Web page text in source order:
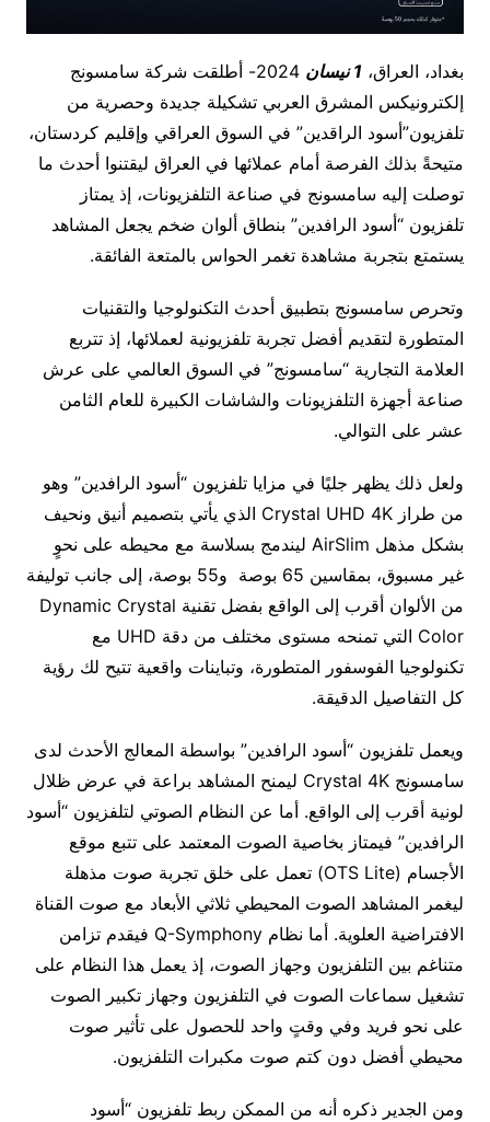
بغداد، العراق، 1 نيسان
2024- أطلقت شركة سامسونج
إلكترونيكس المشرق العربي تشكيلة جديدة وحصرية من
تلفزيون”أسود الراقدين” في السوق العراقي وإقليم كردستان،
متيحةً بذلك الفرصة أمام عملائها في العراق ليقتنوا أحدث ما
توصلت إليه سامسونج في صناعة التلفزيونات، إذ يمتاز
تلفزيون “أسود الرافدين” بنطاق ألوان ضخم يجعل المشاهد
يستمتع بتجربة مشاهدة تغمر الحواس بالمتعة الفائقة.
وتحرص سامسونج بتطبيق أحدث التكنولوجيا والتقنيات
المتطورة لتقديم أفضل تجربة تلفزيونية لعملائها، إذ تتربع
العلامة التجارية “سامسونج” في السوق العالمي على عرش
صناعة أجهزة التلفزيونات والشاشات الكبيرة للعام الثامن
عشر على التوالي.
ولعل ذلك يظهر جليًا في مزايا تلفزيون “أسود الرافدين” وهو
من طراز Crystal UHD 4K الذي يأتي بتصميم أنيق ونحيف
بشكل مذهل AirSlim ليندمج بسلاسة مع محيطه على نحوٍ
غير مسبوق، بمقاسين ‎65 بوصة و‎55 بوصة، إلى جانب توليفة
من الألوان أقرب إلى الواقع بفضل تقنية Dynamic Crystal
Color التي تمنحه مستوى مختلف من دقة UHD مع
تكنولوجيا الفوسفور المتطورة، وتباينات واقعية تتيح لك رؤية
كل التفاصيل الدقيقة.
ويعمل تلفزيون “أسود الرافدين” بواسطة المعالج الأحدث لدى
سامسونج Crystal 4K ليمنح المشاهد براعة في عرض ظلال
لونية أقرب إلى الواقع. أما عن النظام الصوتي لتلفزيون “أسود
الرافدين” فيمتاز بخاصية الصوت المعتمد على تتبع موقع
الأجسام (OTS Lite) تعمل على خلق تجربة صوت مذهلة
ليغمر المشاهد الصوت المحيطي ثلاثي الأبعاد مع صوت القناة
الافتراضية العلوية. أما نظام Q-Symphony فيقدم تزامن
متناغم بين التلفزيون وجهاز الصوت، إذ يعمل هذا النظام على
تشغيل سماعات الصوت في التلفزيون وجهاز تكبير الصوت
على نحو فريد وفي وقتٍ واحد للحصول على تأثير صوت
محيطي أفضل دون كتم صوت مكبرات التلفزيون.
ومن الجدير ذكره أنه من الممكن ربط تلفزيون “أسود